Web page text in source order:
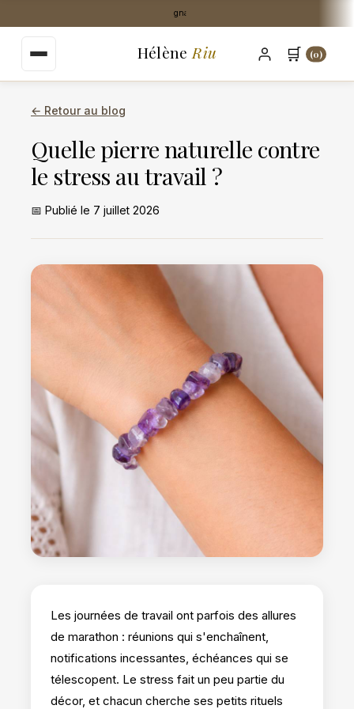
contenu
Livraison Mondial Relay offerte dès 35€
🛒 (0)
Hélène Riu
← Retour au blog
Quelle pierre naturelle contre
le stress au travail ?
📅 Publié le 7 juillet 2026
Les journées de travail ont parfois des allures
de marathon : réunions qui s'enchaînent,
notifications incessantes, échéances qui se
télescopent. Le stress fait un peu partie du
décor, et chacun cherche ses petits rituels